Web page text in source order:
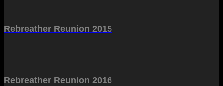
Rebreather Reunion 2015
Rebreather Reunion 2016